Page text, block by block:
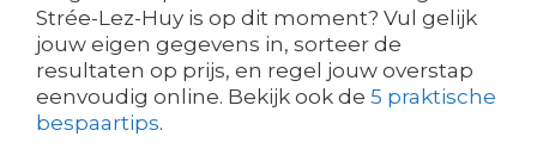
Strée-Lez-Huy is op dit moment? Vul gelijk
jouw eigen gegevens in, sorteer de
resultaten op prijs, en regel jouw overstap
eenvoudig online. Bekijk ook de 5 praktische
bespaartips.